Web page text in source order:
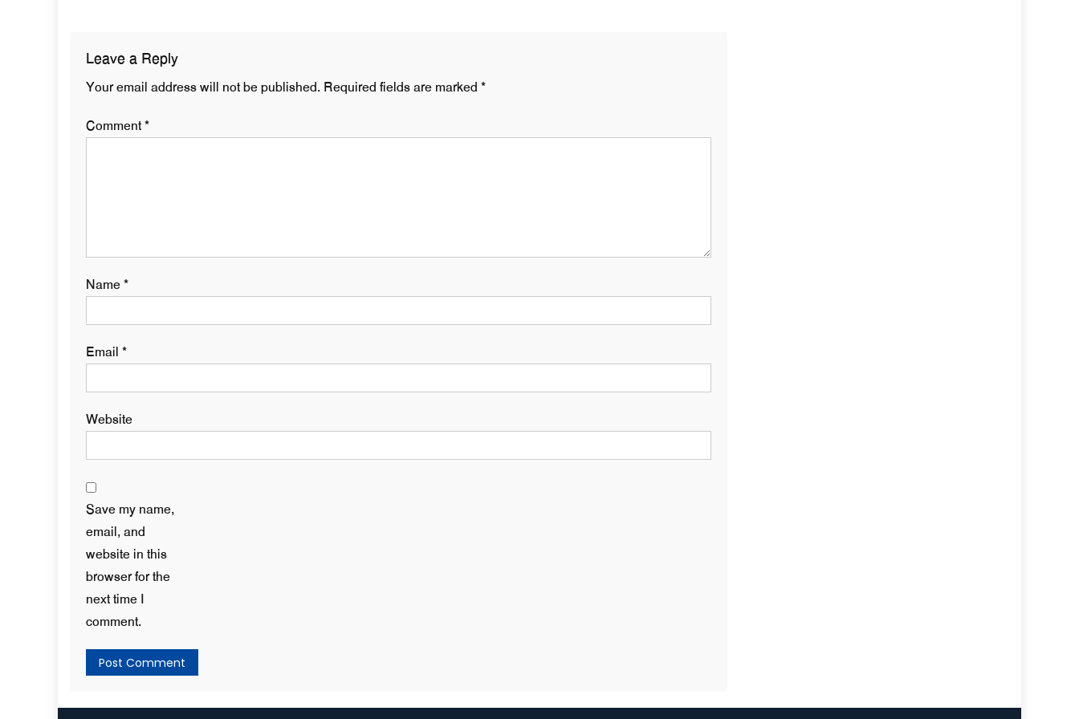
Leave a Reply
Your email address will not be published. Required fields are marked *
Comment*
Name*
Email *
Website
Save my name,
email, and
website in this
browser for the
next time I
comment.